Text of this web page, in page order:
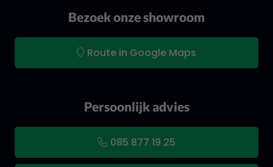
Bezoek onze showroom
Route in Google Maps
Persoonlijk advies
085 877 19 25